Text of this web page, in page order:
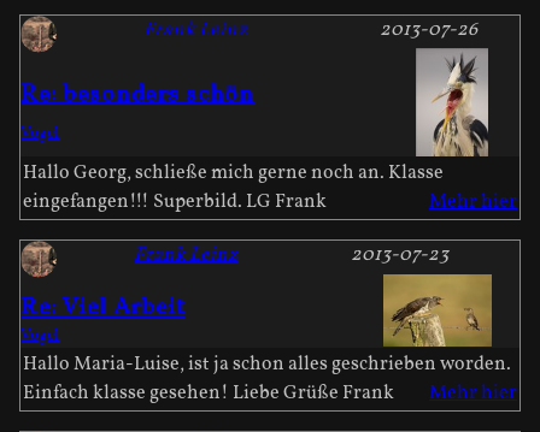
Re: besonders schön
2013-07-26
Frank Leinz
Vögel
Hallo Georg, schließe mich gerne noch an. Klasse
eingefangen!!! Superbild. LG Frank
Mehr hier
Re: Viel Arbeit
2013-07-23
Frank Leinz
Vögel
Hallo Maria-Luise, ist ja schon alles geschrieben worden.
Einfach klasse gesehen! Liebe Grüße Frank
Mehr hier